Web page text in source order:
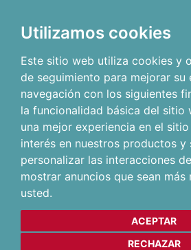
Utilizamos cookies
Este sitio web utiliza cookies y
de seguimiento para mejorar su
navegación con los siguientes
la funcionalidad básica del sitio
una mejor experiencia en el
interés en nuestros productos y
personalizar las interacciones
mostrar anuncios que sean más
usted.
ACEPTAR
RECHAZAR